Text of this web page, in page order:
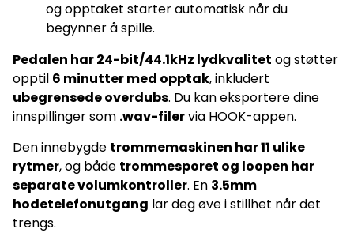
og opptaket starter automatisk når du
begynner å spille.
Pedalen har 24-bit/44.1kHz lydkvalitet og støtter
opptil 6 minutter med opptak, inkludert
ubegrensede overdubs. Du kan eksportere dine
innspillinger som .wav-filervia HOOK-appen.
Den innebygde trommemaskinen har 11 ulike
rytmer, og både trommesporet og loopen har
separate volumkontroller. En 3.5mm
hodetelefonutgang lar deg øve i stillhet når det
trengs.